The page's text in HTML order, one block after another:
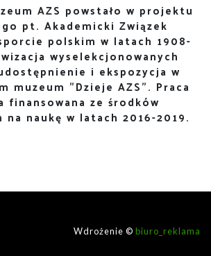
AZS powstało w projektu
pt. Akademicki Związek
polskim w latach 1908-
wyselekcjonowanych
i ekspozycja w
muzeum "Dzieje AZS". Praca
finansowana ze środków
na naukę w latach 2016-2019.
Wdrożenie © biuro_reklama